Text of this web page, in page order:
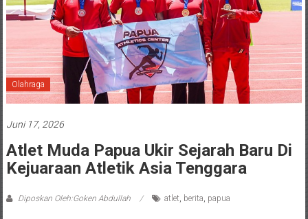
Olahraga
Juni 17, 2026
Atlet Muda Papua Ukir Sejarah Baru Di
Kejuaraan Atletik Asia Tenggara
Diposkan Oleh:Goken Abdullah atlet berita papua